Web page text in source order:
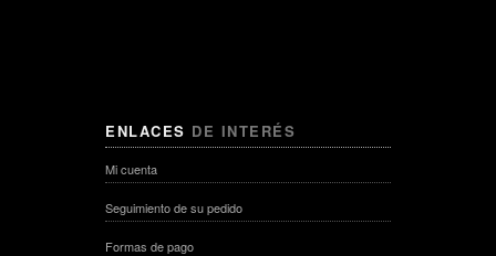
ENLACES DE INTERÉS
Mi cuenta
Seguimiento de su pedido
Formas de pago